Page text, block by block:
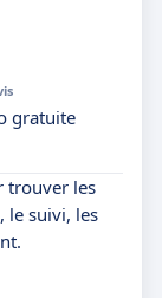
gratuite
trouver les
le suivi, les